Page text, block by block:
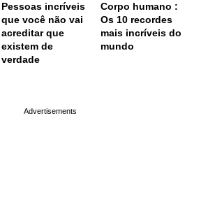
Pessoas incríveis
que você não vai
acreditar que
existem de
verdade
Corpo humano :
Os 10 recordes
mais incríveis do
mundo